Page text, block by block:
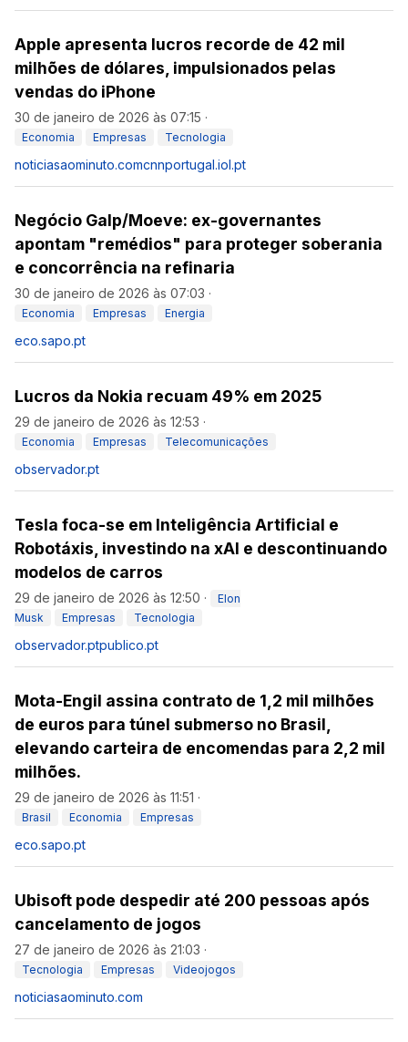
Apple apresenta lucros recorde de 42 mil
milhões de dólares, impulsionados pelas
vendas do iPhone
30 de janeiro de 2026 às 07:15 ·
Economia Empresas Tecnologia
noticiasaominuto.comcnnportugal.iol.pt
Negócio Galp/Moeve: ex-governantes
apontam "remédios" para proteger soberania
e concorrência na refinaria
30 de janeiro de 2026 às 07:03 ·
Economia Empresas Energia
eco.sapo.pt
Lucros da Nokia recuam 49% em 2025
29 de janeiro de 2026 às 12:53 ·
Economia Empresas Telecomunicações
observador.pt
Tesla foca-se em Inteligência Artificial e
Robotáxis, investindo na xAI e descontinuando
modelos de carros
29 de janeiro de 2026 às 12:50 ·
Elon
Musk
Empresas Tecnologia
observador.ptpublico.pt
Mota-Engil assina contrato de 1,2 mil milhões
de euros para túnel submerso no Brasil,
elevando carteira de encomendas para 2,2 mil
milhões.
29 de janeiro de 2026 às 11:51 ·
Brasil Economia Empresas
eco.sapo.pt
Ubisoft pode despedir até 200 pessoas após
cancelamento de jogos
27 de janeiro de 2026 às 21:03 ·
Tecnologia Empresas Videojogos
noticiasaominuto.com